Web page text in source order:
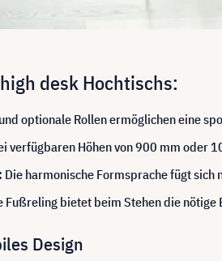
desk Hochtischs:
optionale Rollen ermöglichen eine
verfügbaren Höhen von 900 mm oder
Die harmonische Formsprache fügt
Fußreling bietet beim Stehen die
Design